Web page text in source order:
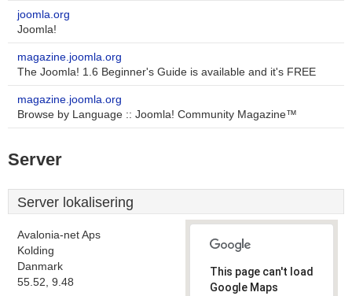
joomla.org
Joomla!
magazine.joomla.org
The Joomla! 1.6 Beginner's Guide is available and it's FREE
magazine.joomla.org
Browse by Language :: Joomla! Community Magazine™
Server
Server lokalisering
Avalonia-net Aps
Kolding
Danmark
55.52, 9.48
This page can't load
Google Maps